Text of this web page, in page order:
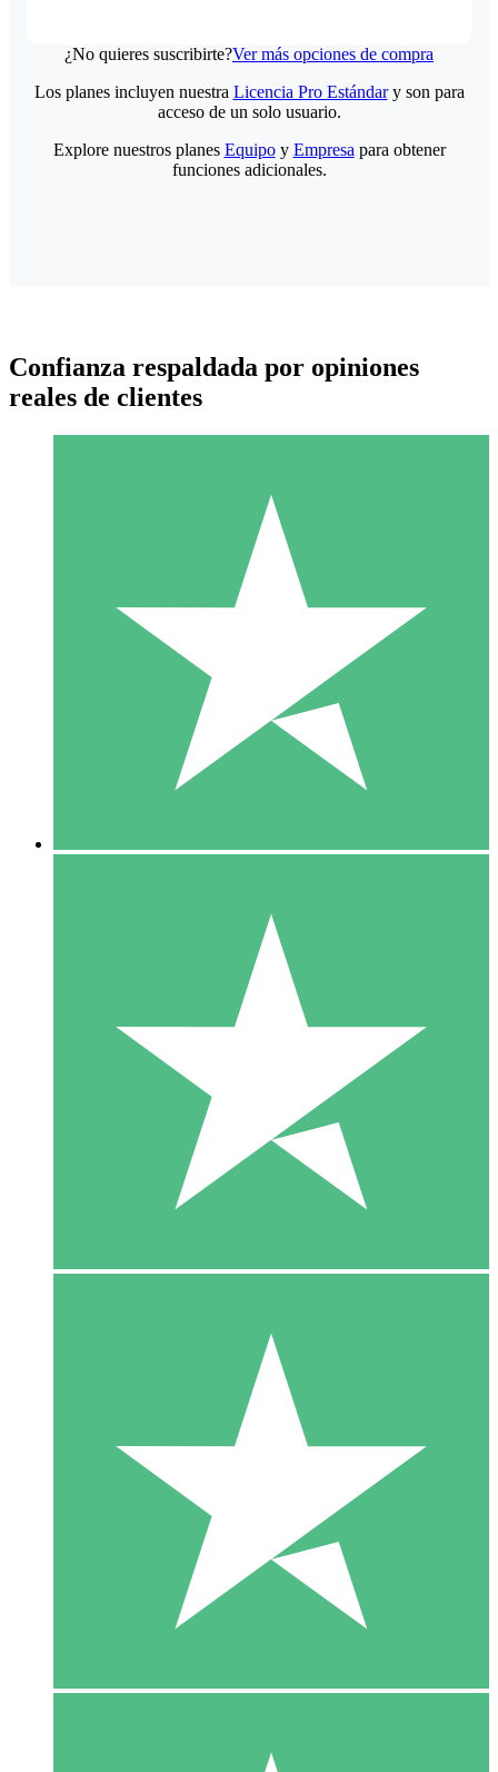
¿No quieres suscribirte?Ver más opciones de compra
Paquetes de Créditos Individuales
Paga según el uso con créditos de descarga. Sin compromiso
10 00
10 Descargas
20 00
Los planes incluyen nuestra Licencia Pro Estándary son para
acceso de un solo usuario.
Explore nuestros planes Equipoy Empresa para obtener
funciones adicionales.
Confianza respaldada por opiniones
reales de clientes